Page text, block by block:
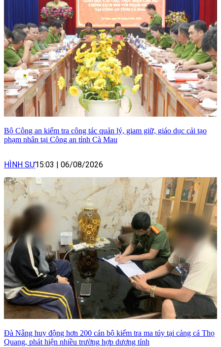
Bộ Công an kiểm tra công tác quản lý, giam giữ, giáo dục cải tạo
phạm nhân tại Công an tỉnh Cà Mau
HÌNH SỰ15:03 | 06/08/2026
Đà Nẵng huy động hơn 200 cán bộ kiểm tra ma túy tại cảng cá Thọ
Quang, phát hiện nhiều trường hợp dương tính